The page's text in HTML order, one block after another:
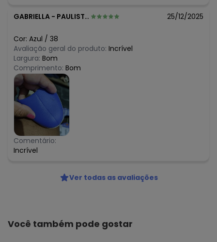
GABRIELLA - PAULISTA - PE 25/12/2025
Cor: Azul / 38
Avaliação geral do produto: Incrível
Largura: Bom
Comprimento: Bom
Comentário:
Incrível
Ver todas as avaliações
Você também pode gostar